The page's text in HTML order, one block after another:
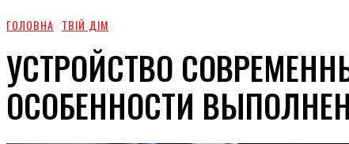
ГОЛОВНА ТВІЙ ДІМ
УСТРОЙСТВО
ОСОБЕННОСТИ